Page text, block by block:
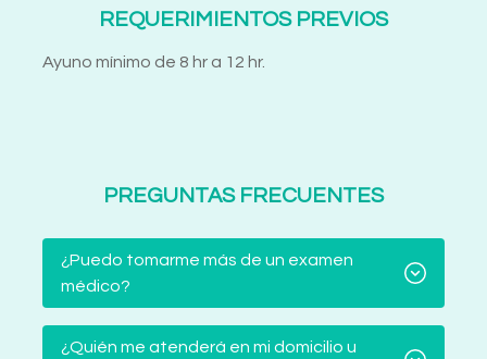
REQUERIMIENTOS PREVIOS
Ayuno mínimo de 8 hr a 12 hr.
PREGUNTAS FRECUENTES
¿Puedo tomarme más de un examen
médico?
¿Quién me atenderá en mi domicilio u